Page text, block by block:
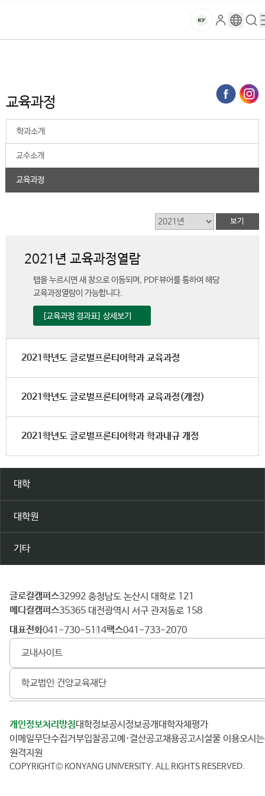
건
대
학
교
마
로
그
구
글
검
색
메
뉴
로
교육과정
학과소개
교수소개
교육과정
2021년 교육과정열람
탭을 누르시면 새 창으로 이동되며, PDF뷰어를 통하여 해당
교육과정열람이 가능합니다.
[교육과정 경과표] 상세보기
2021학년도 글로벌프론티어학과 교육과정
2021학년도 글로벌프론티어학과 교육과정(개정)
2021학년도 글로벌프론티어학과 학과내규 개정
대학
대학원
기타
건
양
대
학
글로컬캠퍼스 32992 충청남도 논산시 대학로 121
메디컬캠퍼스 35365 대전광역시 서구 관저동로 158
대표전화 041-730-5114 팩스 041-733-2070
교내사이트
학교법인 건양교육재단
개인정보처리방침 대학정보공시 정보공개
대학자체평가
이메일무단수집거부
입찰공고 예·결산공고 채용공고 시설물 이용
오시
원격지원
COPYRIGHT© KONYANG UNIVERSITY. ALL RIGHTS RESERVED.